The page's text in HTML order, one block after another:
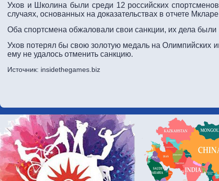
Ухов и Школина были среди 12 российских
случаях, основанных на доказательствах в отчете
Оба спортсмена обжаловали свои санкции, их дела
Ухов потерял бы свою золотую медаль на Олимпийских
ему не удалось отменить санкцию.
Источник: insidethegames.biz